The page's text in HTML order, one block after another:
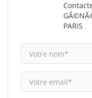
PARIS